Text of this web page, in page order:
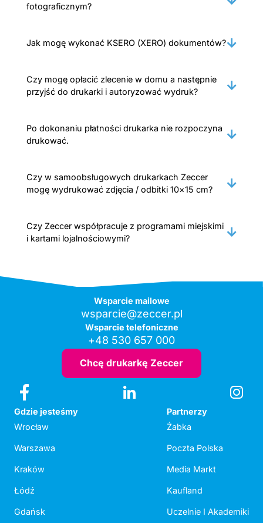
fotograficznym?
Jak mogę wykonać KSERO (XERO) dokumentów?
Czy mogę opłacić zlecenie w domu a następnie
przyjść do drukarki i autoryzować wydruk?
Po dokonaniu płatności drukarka nie rozpoczyna
drukować.
Czy w samoobsługowych drukarkach Zeccer
mogę wydrukować zdjęcia / odbitki 10×15 cm?
Czy Zeccer współpracuje z programami miejskimi
i kartami lojalnościowymi?
Wsparcie mailowe
wsparcie@zeccer.pl
Wsparcie telefoniczne
+48 530 657 000
Chcę drukarkę Zeccer
Gdzie jesteśmy
Wrocław
Warszawa
Kraków
Łódź
Gdańsk
Partnerzy
Żabka
Poczta Polska
Media Markt
Kaufland
Uczelnie I Akademiki